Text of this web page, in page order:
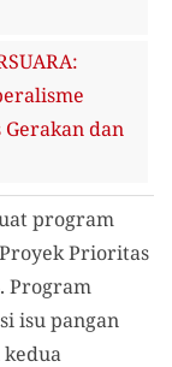
dan
program
Prioritas
Program
isu pangan